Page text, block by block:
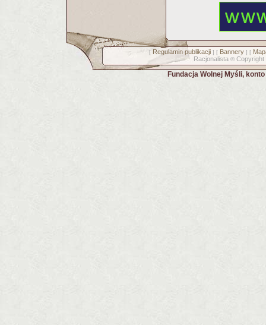
[ Regulamin publikacji] [ Bannery] [
Racjonalista © Copyright
Fundacja Wolnej Myśli,